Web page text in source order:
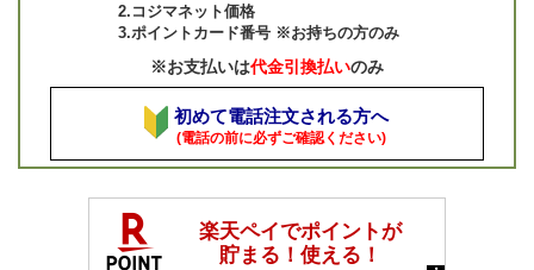
2.コジマネット価格
3.ポイントカード番号 ※お持ちの方のみ
※お支払いは代金引換払いのみ
初めて電話注文される方へ
(電話の前に必ずご確認ください)